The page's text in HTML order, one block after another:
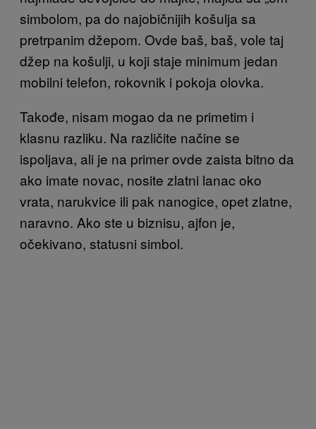
simbolom, pa do najobičnijih košulja sa
pretrpanim džepom. Ovde baš, baš, vole taj
džep na košulji, u koji staje minimum jedan
mobilni telefon, rokovnik i pokoja olovka.
Takođe, nisam mogao da ne primetim i
klasnu razliku. Na različite načine se
ispoljava, ali je na primer ovde zaista bitno da
ako imate novac, nosite zlatni lanac oko
vrata, narukvice ili pak nanogice, opet zlatne,
naravno. Ako ste u biznisu, ajfon je,
očekivano, statusni simbol.